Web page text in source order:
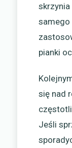
skrzynia
samego
pianki
się nad
Jeśli